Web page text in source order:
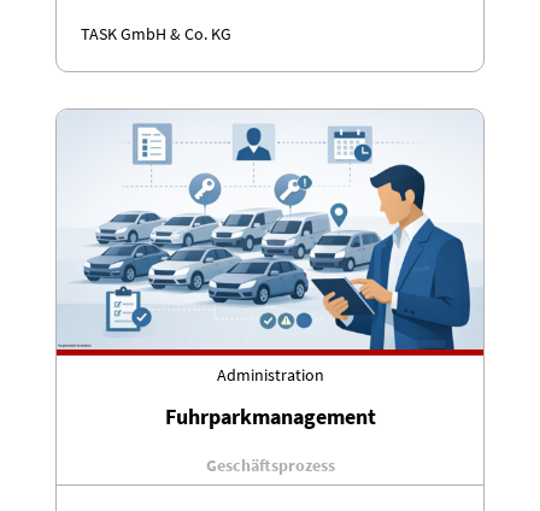
TASK GmbH & Co. KG
Administration
Fuhrparkmanagement
Geschäftsprozess